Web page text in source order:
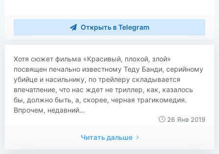
Открыть в Telegram
Хотя сюжет фильма «Красивый, плохой, злой»
посвящен печально известному Теду Банди, серийному
убийце и насильнику, по трейлеру складывается
впечатление, что нас ждет не триллер, как, казалось
бы, должно быть, а, скорее, черная трагикомедия.
Впрочем, недавний...
26 Янв 2019
Читать дальше